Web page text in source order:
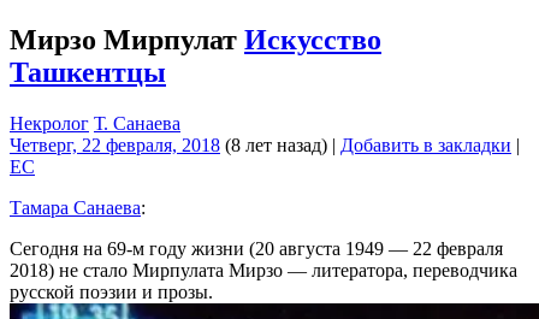
Мирзо Мирпулат Искусство
Ташкентцы
Некролог Т. Санаева
Четверг, 22 февраля, 2018 (8 лет назад) | Добавить в закладки |
EC
Тамара Санаева:
Сегодня на 69-м году жизни (20 августа 1949 — 22 февраля
2018) не стало Мирпулата Мирзо — литератора, переводчика
русской поэзии и прозы.